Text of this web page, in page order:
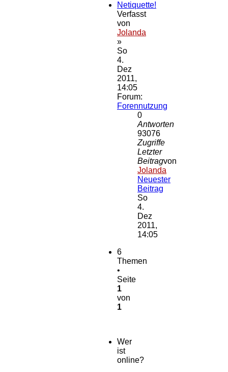
Netiquette!
Verfasst
von
Jolanda
»
So
4.
Dez
2011,
14:05
Forum:
Forennutzung
0
Antworten
93076
Zugriffe
Letzter
Beitragvon
Jolanda
Neuester
Beitrag
So
4.
Dez
2011,
14:05
6
Themen
•
Seite
1
von
1
Wer
ist
online?